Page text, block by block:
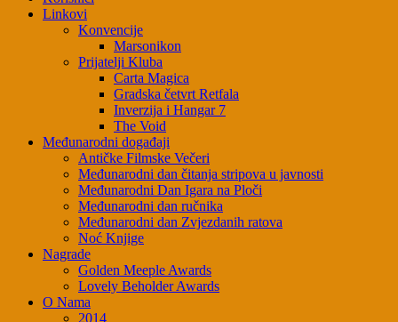
Linkovi
Konvencije
Marsonikon
Prijatelji Kluba
Carta Magica
Gradska četvrt Retfala
Inverzija i Hangar 7
The Void
Međunarodni događaji
Antičke Filmske Večeri
Međunarodni dan čitanja stripova u javnosti
Međunarodni Dan Igara na Ploči
Međunarodni dan ručnika
Međunarodni dan Zvjezdanih ratova
Noć Knjige
Nagrade
Golden Meeple Awards
Lovely Beholder Awards
O Nama
2014